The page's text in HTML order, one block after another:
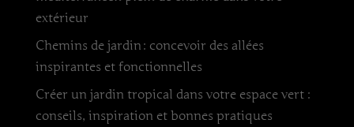
extérieur
Chemins de jardin : concevoir des allées
inspirantes et fonctionnelles
Créer un jardin tropical dans votre espace vert :
conseils, inspiration et bonnes pratiques